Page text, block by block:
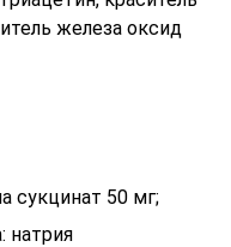
железа оксид
сукцинат 50 мг;
натрия